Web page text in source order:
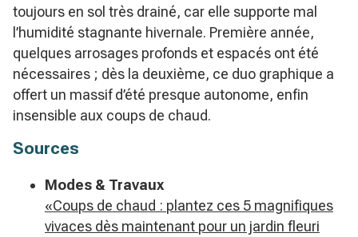
toujours en sol très drainé, car elle supporte mal
l’humidité stagnante hivernale. Première année,
quelques arrosages profonds et espacés ont été
nécessaires ; dès la deuxième, ce duo graphique a
offert un massif d’été presque autonome, enfin
insensible aux coups de chaud.
Sources
Modes & Travaux
«Coups de chaud : plantez ces 5 magnifiques
vivaces dès maintenant pour un jardin fleuri